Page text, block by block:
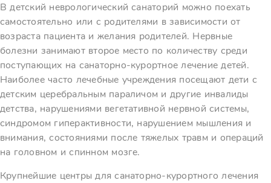
В детский неврологический санаторий можно поехать
самостоятельно или с родителями в зависимости от
возраста пациента и желания родителей. Нервные
болезни занимают второе место по количеству среди
поступающих на санаторно-курортное лечение детей.
Наиболее часто лечебные учреждения посещают дети с
детским церебральным параличом и другие инвалиды
детства, нарушениями вегетативной нервной системы,
синдромом гиперактивности, нарушением мышления и
внимания, состояниями после тяжелых травм и операций
на головном и спинном мозге.
Крупнейшие центры для санаторно-курортного лечения